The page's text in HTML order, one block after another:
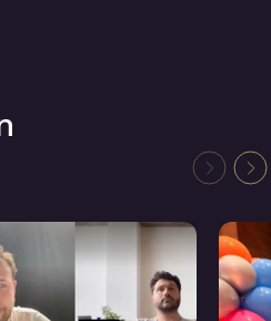
webapplicaties